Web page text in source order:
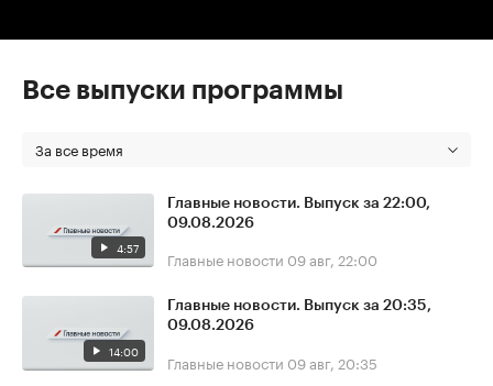
Все выпуски программы
За все время
4:57
Главные новости. Выпуск за 22:00,
09.08.2026
Главные новости 09 авг, 22:00
14:00
Главные новости. Выпуск за 20:35,
09.08.2026
Главные новости 09 авг, 20:35